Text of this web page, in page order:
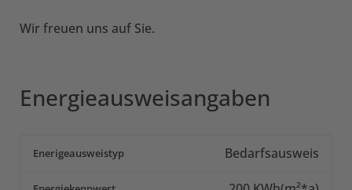
Wir freuen uns auf Sie.
Energieausweisangaben
Enerigeausweistyp Bedarfsausweis